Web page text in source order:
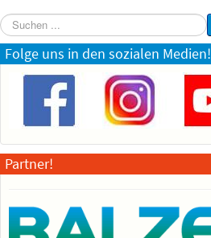
Suchen
...
Folge uns in den sozialen Medien!
Partner!